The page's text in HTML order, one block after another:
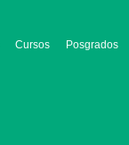
Cursos Posgrados